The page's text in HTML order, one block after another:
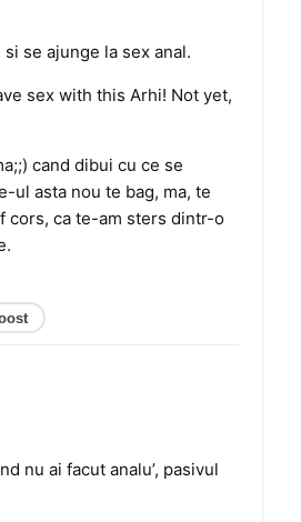
se ajunge la sex anal.
sex with this Arhi! Not yet,
cand dibui cu ce se
ul asta nou te bag, ma, te
cors, ca te-am sters dintr-o
nu ai facut analu’, pasivul